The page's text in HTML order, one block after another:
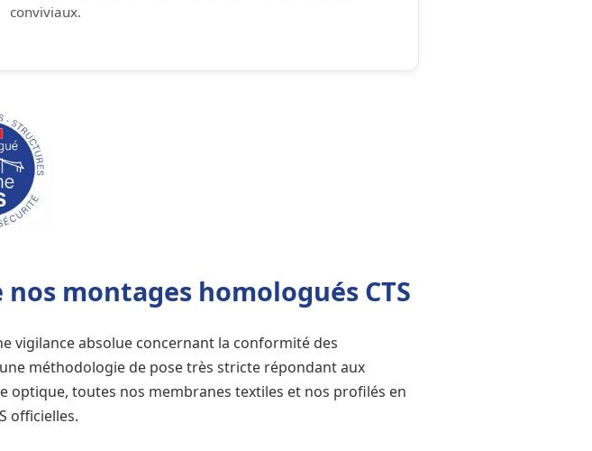
conviviaux.
montages homologués CTS
vigilance absolue concernant la conformité des
méthodologie de pose très stricte répondant aux
optique, toutes nos membranes textiles et nos profilés en
officielles.